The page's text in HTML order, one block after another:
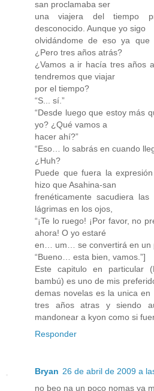
san proclamaba ser
una viajera del tiempo
desconocido. Aunque yo sigo
olvidándome de eso ya que
¿Pero tres años atrás?
¿Vamos a ir hacía tres años
tendremos que viajar
por el tiempo?
“S... sí.”
“Desde luego que estoy más
yo? ¿Qué vamos a
hacer ahí?”
“Eso… lo sabrás en cuando
¿Huh?
Puede que fuera la
hizo que Asahina-san
frenéticamente sacudiera
lágrimas en los ojos,
“¡Te lo ruego! ¡Por favor, no
ahora! O yo estaré
en… um… se convertirá en un
“Bueno… esta bien, vamos.”]
Este capitulo en particular
bambú) es uno de mis
demas novelas es la unica
tres años atras y siendo
mandonear a kyon como si
Responder
Bryan 26 de abril de 2009 a
no beo na un poco nomas ya